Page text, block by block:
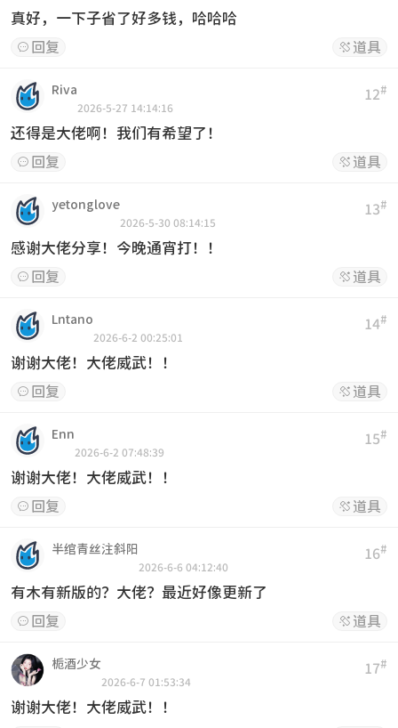
真好，一下子省了好多钱，哈哈哈
 回复  道具
12#
Riva
2026-5-27 14:14:16
还得是大佬啊！我们有希望了！
 回复  道具
13#
yetonglove
2026-5-30 08:14:15
感谢大佬分享！今晚通宵打！！
 回复  道具
14#
Lntano
2026-6-2 00:25:01
谢谢大佬！大佬威武！！
 回复  道具
15#
Enn
2026-6-2 07:48:39
谢谢大佬！大佬威武！！
 回复  道具
16#
半绾青丝注斜阳
2026-6-6 04:12:40
有木有新版的？大佬？最近好像更新了
 回复  道具
17#
栀酒少女
2026-6-7 01:53:34
谢谢大佬！大佬威武！！